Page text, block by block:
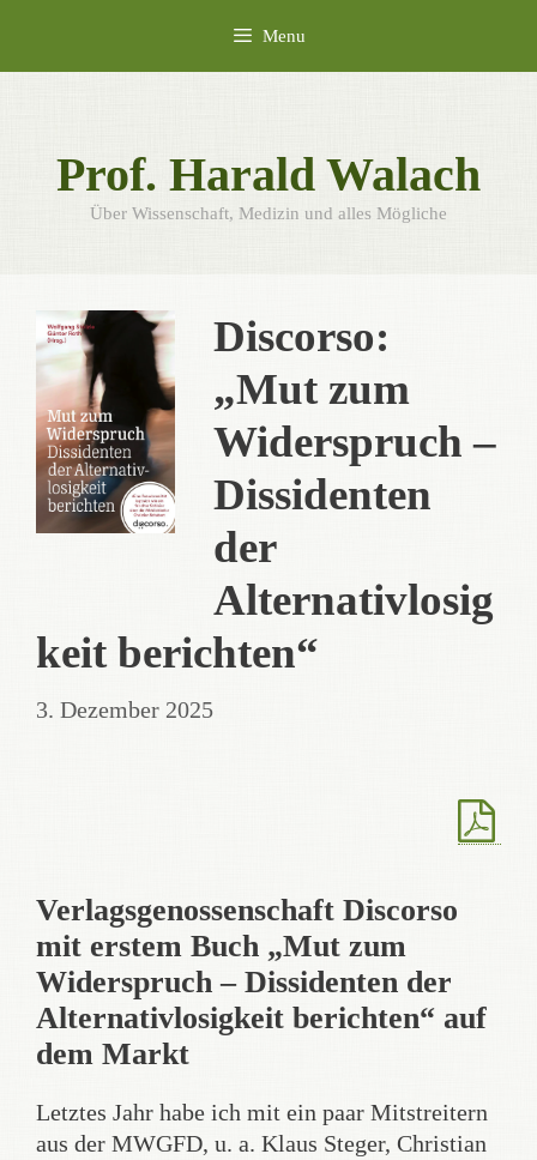
content
Menu
Prof. Harald Walach
Über Wissenschaft, Medizin und alles Mögliche
Discorso:
„Mut zum
Widerspruch –
Dissidenten
der
Alternativlosig
keit berichten“
3. Dezember 2025
Verlagsgenossenschaft Discorso
mit erstem Buch „Mut zum
Widerspruch – Dissidenten der
Alternativlosigkeit berichten“ auf
dem Markt
Letztes Jahr habe ich mit ein paar Mitstreitern
aus der MWGFD, u. a. Klaus Steger, Christian